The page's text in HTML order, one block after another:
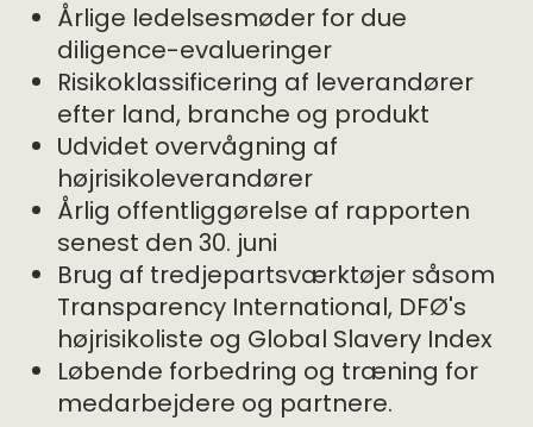
Årlige ledelsesmøder for due
diligence-evalueringer
Risikoklassificering af leverandører
efter land, branche og produkt
Udvidet overvågning af
højrisikoleverandører
Årlig offentliggørelse af rapporten
senest den 30. juni
Brug af tredjepartsværktøjer såsom
Transparency International, DFØ's
højrisikoliste og Global Slavery Index
Løbende forbedring og træning for
medarbejdere og partnere.